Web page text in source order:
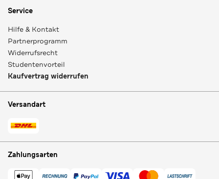
Service
Hilfe & Kontakt
Partnerprogramm
Widerrufsrecht
Studentenvorteil
Kaufvertrag widerrufen
Versandart
Zahlungsarten